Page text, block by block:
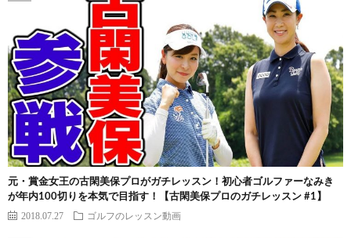
元・賞金女王の古閑美保プロがガチレッスン！初心者ゴルファーなみき
が年内100切りを本気で目指す！【古閑美保プロのガチレッスン #1】
2018.07.27 ゴルフのレッスン動画